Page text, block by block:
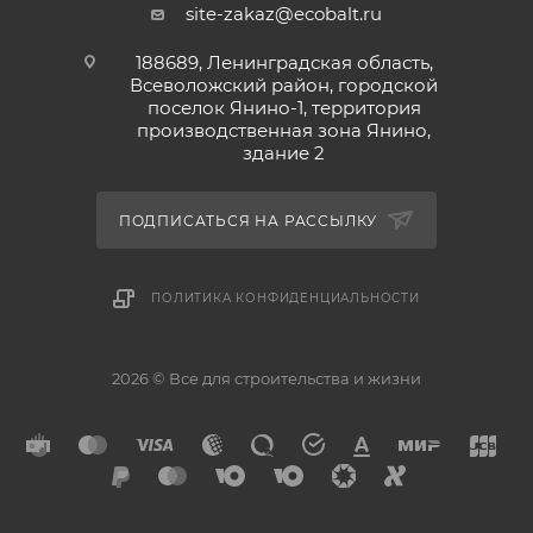
site-zakaz@ecobalt.ru
188689, Ленинградская область,
Всеволожский район, городской
поселок Янино-1, территория
производственная зона Янино,
здание 2
ПОДПИСАТЬСЯ НА РАССЫЛКУ
ПОЛИТИКА КОНФИДЕНЦИАЛЬНОСТИ
2026 © Все для строительства и жизни